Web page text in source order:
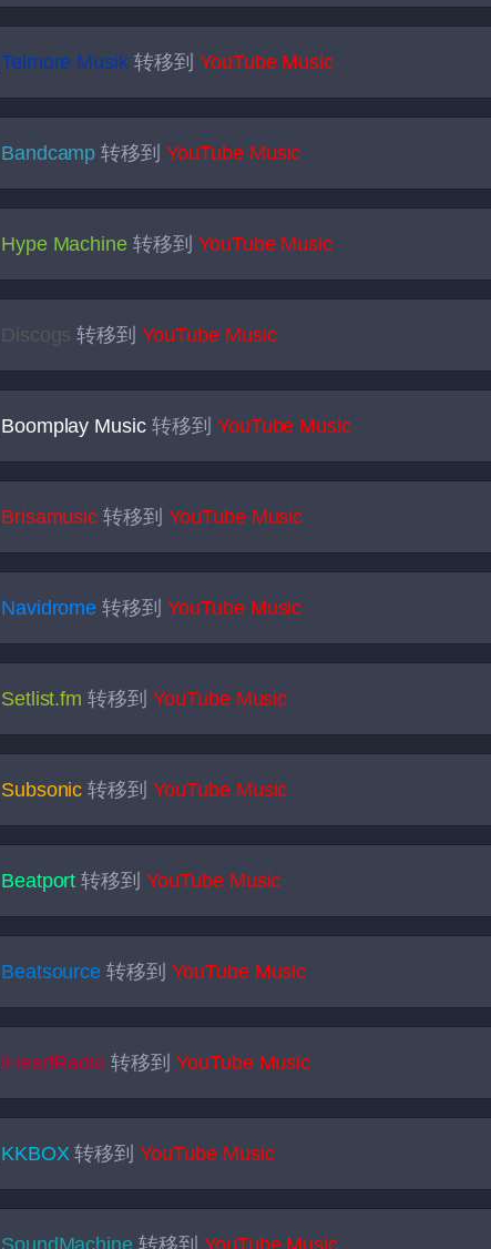
Telmore Musik 转移到 YouTube Music
Bandcamp 转移到YouTube Music
Hype Machine 转移到 YouTube Music
Discogs 转移到YouTube Music
Boomplay Music 转移到 YouTube Music
Brisamusic 转移到 YouTube Music
Navidrome 转移到YouTube Music
Setlist.fm 转移到 YouTube Music
Subsonic 转移到YouTube Music
Beatport 转移到YouTube Music
Beatsource 转移到 YouTube Music
iHeartRadio 转移到 YouTube Music
KKBOX转移到YouTube Music
SoundMachine 转移到 YouTube Music